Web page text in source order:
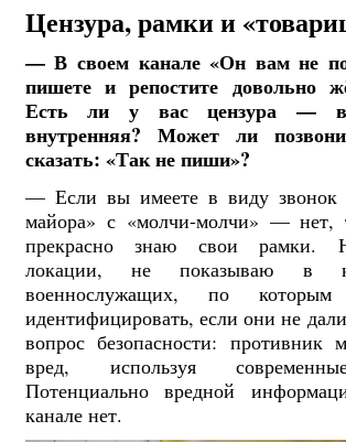
Цензура, рамки и
— В своем канале «Он вам не
пишете и репостите довольно
Есть ли у вас цензура —
внутренняя? Может ли
сказать: «Так не пиши»?
— Если вы имеете в виду звонок
майора» с «молчи-молчи» — нет,
прекрасно знаю свои рамки.
локации, не показываю в
военнослужащих, по
идентифицировать, если они не
вопрос безопасности: противник
вред, используя
Потенциально вредной
канале нет.